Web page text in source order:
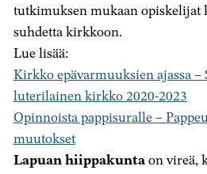
tutkimuksen mukaan opiskelijat
suhdetta kirkkoon.
Lue lisää:
Kirkko epävarmuuksien ajassa –
luterilainen kirkko 2020-2023
Opinnoista pappisuralle –
muutokset
Lapuan hiippakuntaon vireä,